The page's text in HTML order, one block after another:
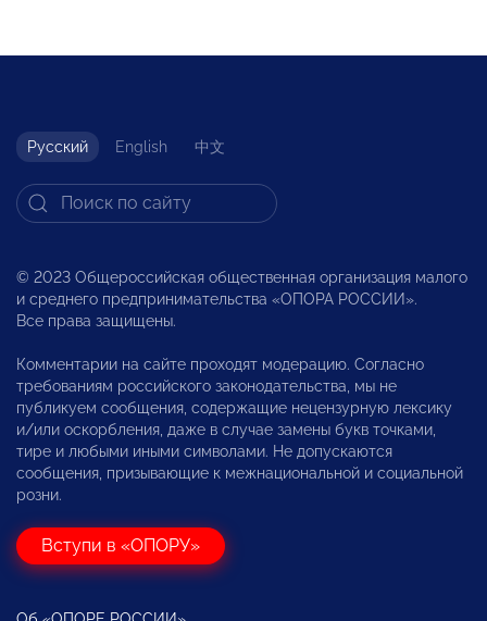
Русский English 中文
© 2023 Общероссийская общественная организация малого
и среднего предпринимательства «ОПОРА РОССИИ».
Все права защищены.
Комментарии на сайте проходят модерацию. Согласно
требованиям российского законодательства, мы не
публикуем сообщения, содержащие нецензурную лексику
и/или оскорбления, даже в случае замены букв точками,
тире и любыми иными символами. Не допускаются
сообщения, призывающие к межнациональной и социальной
розни.
Вступи в «ОПОРУ»